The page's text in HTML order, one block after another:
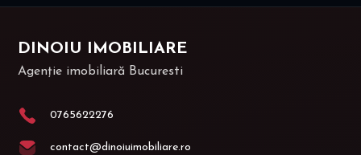
DINOIU IMOBILIARE
Agenție imobiliară Bucuresti
0765622276
contact@dinoiuimobiliare.ro